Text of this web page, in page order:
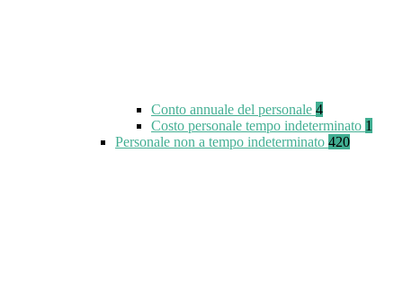
Conto annuale del personale 4
Costo personale tempo indeterminato 1
Personale non a tempo indeterminato 420